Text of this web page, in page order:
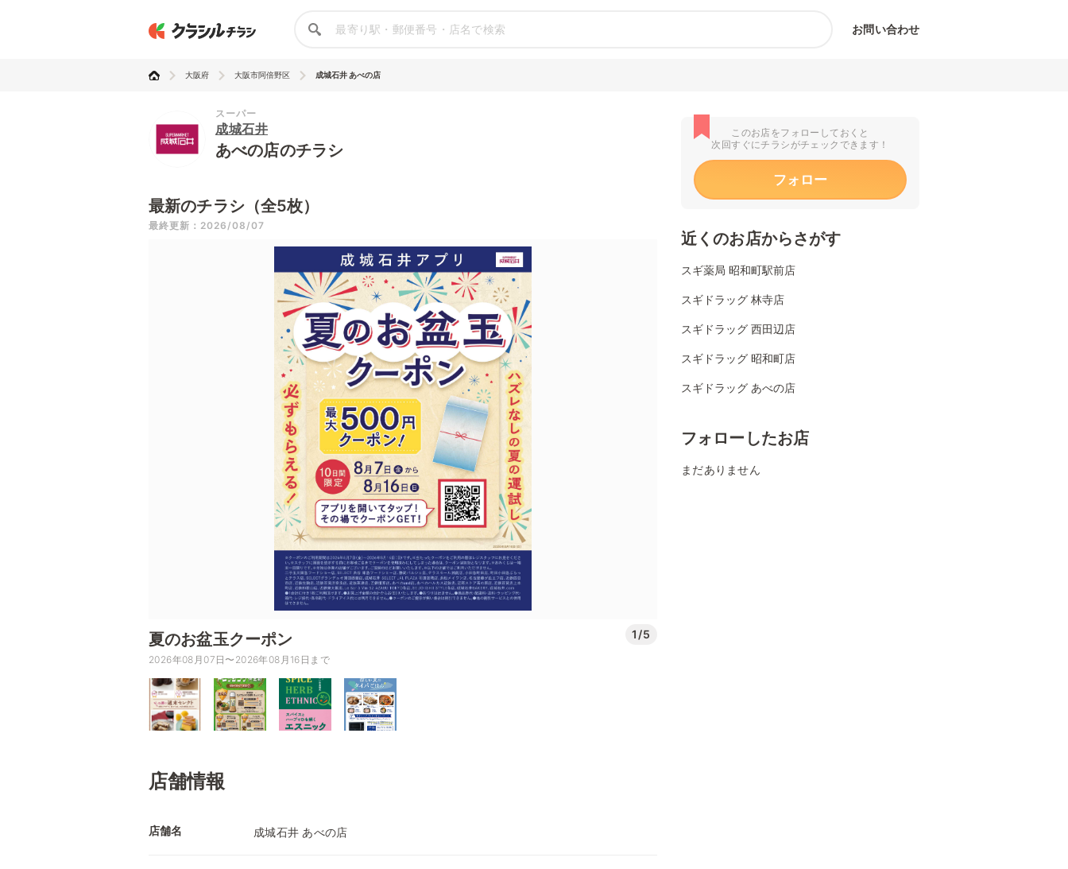
お問い合わせ
大阪府 大阪市阿倍野区 成城石井 あべの店
スーパー
成城石井
あべの店のチラシ
最新のチラシ（全5枚）
最終更新：2026/08/07
夏のお盆玉クーポン 1/5
2026年08月07日〜2026年08月16日まで
店舗情報
店舗名 成城石井 あべの店
このお店をフォローしておくと
次回すぐにチラシがチェックできます！
フォロー
近くのお店からさがす
スギ薬局 昭和町駅前店
スギドラッグ 林寺店
スギドラッグ 西田辺店
スギドラッグ 昭和町店
スギドラッグ あべの店
フォローしたお店
まだありません